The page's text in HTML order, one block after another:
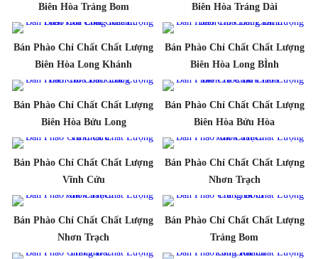
Biên Hòa Trảng Bom
Biên Hòa Trảng Dài
Bán Phào Chỉ Chất Chất Lượng
Biên Hòa Long Khánh
Bán Phào Chỉ Chất Chất Lượng
Biên Hòa Long BÌnh
Bán Phào Chỉ Chất Chất Lượng
Biên Hòa Bửu Long
Bán Phào Chỉ Chất Chất Lượng
Biên Hòa Bửu Hòa
Bán Phào Chỉ Chất Chất Lượng
Vĩnh Cửu
Bán Phào Chỉ Chất Chất Lượng
Nhơn Trạch
Bán Phào Chỉ Chất Chất Lượng
Nhơn Trạch
Bán Phào Chỉ Chất Chất Lượng
Trảng Bom